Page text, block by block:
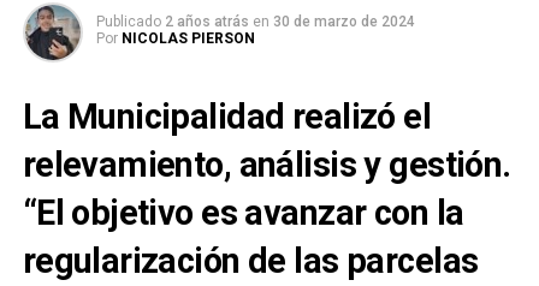
Publicado 2 años atrás en 30 de marzo de 2024
Por NICOLAS PIERSON
La Municipalidad realizó el
relevamiento, análisis y gestión.
“El objetivo es avanzar con la
regularización de las parcelas